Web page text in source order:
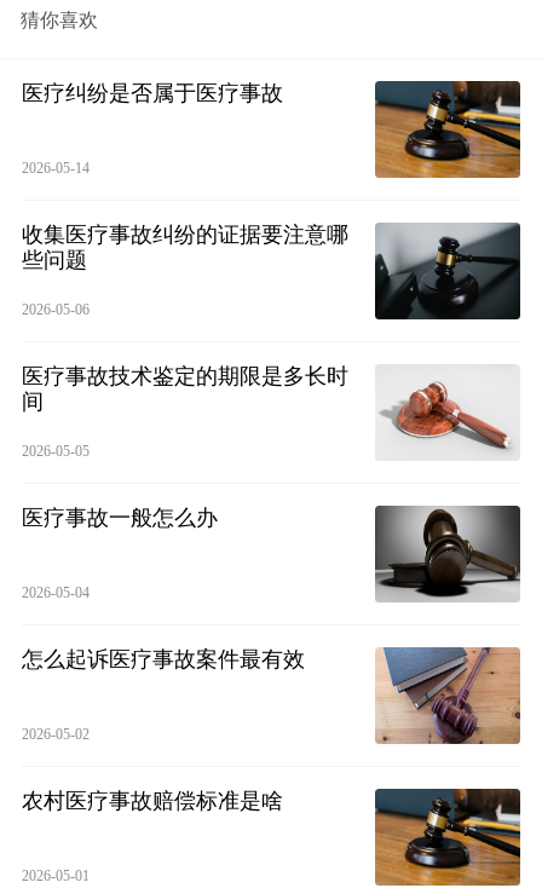
猜你喜欢
医疗纠纷是否属于医疗事故
2026-05-14
收集医疗事故纠纷的证据要注意哪
些问题
2026-05-06
医疗事故技术鉴定的期限是多长时
间
2026-05-05
医疗事故一般怎么办
2026-05-04
怎么起诉医疗事故案件最有效
2026-05-02
农村医疗事故赔偿标准是啥
2026-05-01